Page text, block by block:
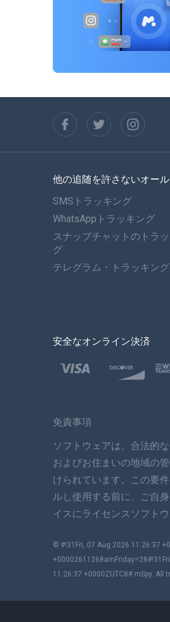
シ
ョ
ン
他の追随を許さないオー
SMSトラッキング
WhatsAppトラッキング
スナップチャットのトラ
グ
テレグラム・トラッキング
安全なオンライン決済
免責事項
ソフトウェアは、合法的
およびお住まいの地域の
けられています。この要
ルし使用する前に、ご自
イスにライセンスソフト
© #!31Fri, 07 Aug 2026 11:26:37
11:26:37 +0000ZUTC8# mSpy.